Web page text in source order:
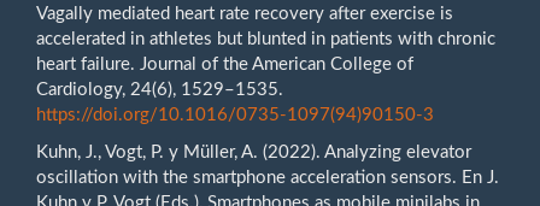
Vagally mediated heart rate recovery after exercise is
accelerated in athletes but blunted in patients with chronic
heart failure. Journal of the American College of
Cardiology, 24(6), 1529–1535.
https://doi.org/10.1016/0735-1097(94)90150-3
Kuhn, J., Vogt, P. y Müller, A. (2022). Analyzing elevator
oscillation with the smartphone acceleration sensors. En J.